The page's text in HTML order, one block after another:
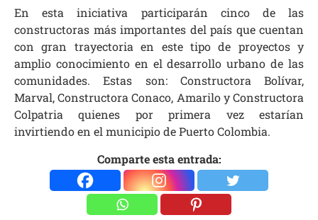
En esta iniciativa participarán cinco de las
constructoras más importantes del país que cuentan
con gran trayectoria en este tipo de proyectos y
amplio conocimiento en el desarrollo urbano de las
comunidades. Estas son: Constructora Bolívar,
Marval, Constructora Conaco, Amarilo y Constructora
Colpatria quienes por primera vez estarían
invirtiendo en el municipio de Puerto Colombia.
Comparte esta entrada: